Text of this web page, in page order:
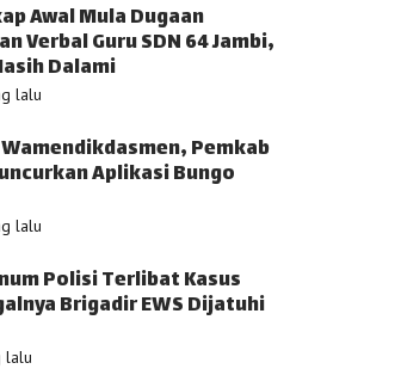
Awal Mula Dugaan
Verbal Guru SDN 64 Jambi,
Dalami
lalu
Pemkab
Aplikasi Bungo
lalu
Polisi Terlibat Kasus
Brigadir EWS Dijatuhi
lalu